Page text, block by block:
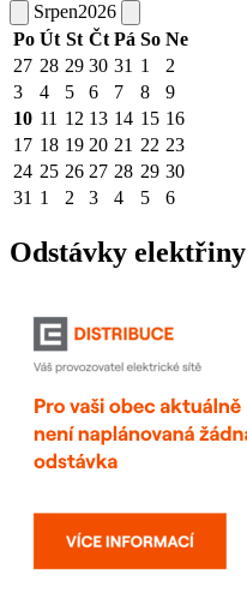
Srpen2026
Po Út St Čt Pá So Ne
27 28 29 30 31 1
2
3
4 5 6 7 8
9
10 11 12 13 14 15 16
17 18 19 20 21 22 23
24 25 26 27 28 29 30
31 1 2 3 4 5 6
Odstávky elektřiny